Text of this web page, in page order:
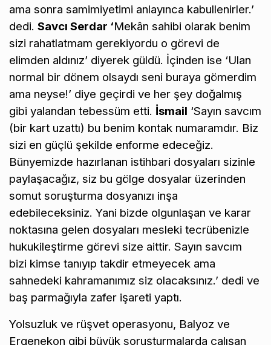
ama sonra samimiyetimi anlayınca kabullenirler.’
dedi. Savcı Serdar ‘Mekân sahibi olarak benim
sizi rahatlatmam gerekiyordu o görevi de
elimden aldınız’ diyerek güldü. İçinden ise ‘Ulan
normal bir dönem olsaydı seni buraya gömerdim
ama neyse!’ diye geçirdi ve her şey doğalmış
gibi yalandan tebessüm etti. İsmail ‘Sayın savcım
(bir kart uzattı) bu benim kontak numaramdır. Biz
sizi en güçlü şekilde enforme edeceğiz.
Bünyemizde hazırlanan istihbari dosyaları sizinle
paylaşacağız, siz bu gölge dosyalar üzerinden
somut soruşturma dosyanızı inşa
edebileceksiniz. Yani bizde olgunlaşan ve karar
noktasına gelen dosyaları mesleki tecrübenizle
hukukileştirme görevi size aittir. Sayın savcım
bizi kimse tanıyıp takdir etmeyecek ama
sahnedeki kahramanımız siz olacaksınız.’ dedi ve
baş parmağıyla zafer işareti yaptı.
Yolsuzluk ve rüşvet operasyonu, Balyoz ve
Ergenekon gibi büyük soruşturmalarda çalışan